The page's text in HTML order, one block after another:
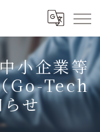
小企業等
Go-Tech
せ